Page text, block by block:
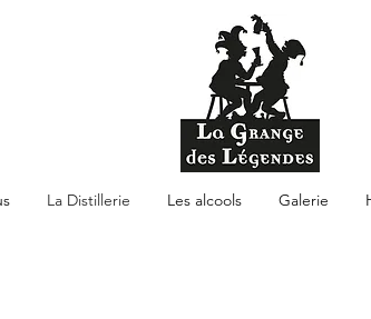
La Distillerie Les alcools Galerie